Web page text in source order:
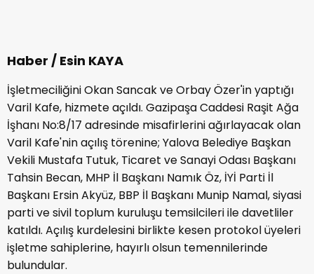
Haber / Esin KAYA
İşletmeciliğini Okan Sancak ve Orbay Özer'in yaptığı
Varil Kafe, hizmete açıldı. Gazipaşa Caddesi Raşit Ağa
İşhanı No:8/17 adresinde misafirlerini ağırlayacak olan
Varil Kafe'nin açılış törenine; Yalova Belediye Başkan
Vekili Mustafa Tutuk, Ticaret ve Sanayi Odası Başkanı
Tahsin Becan, MHP İl Başkanı Namık Öz, İYİ Parti İl
Başkanı Ersin Akyüz, BBP İl Başkanı Munip Namal, siyasi
parti ve sivil toplum kuruluşu temsilcileri ile davetliler
katıldı. Açılış kurdelesini birlikte kesen protokol üyeleri
işletme sahiplerine, hayırlı olsun temennilerinde
bulundular.